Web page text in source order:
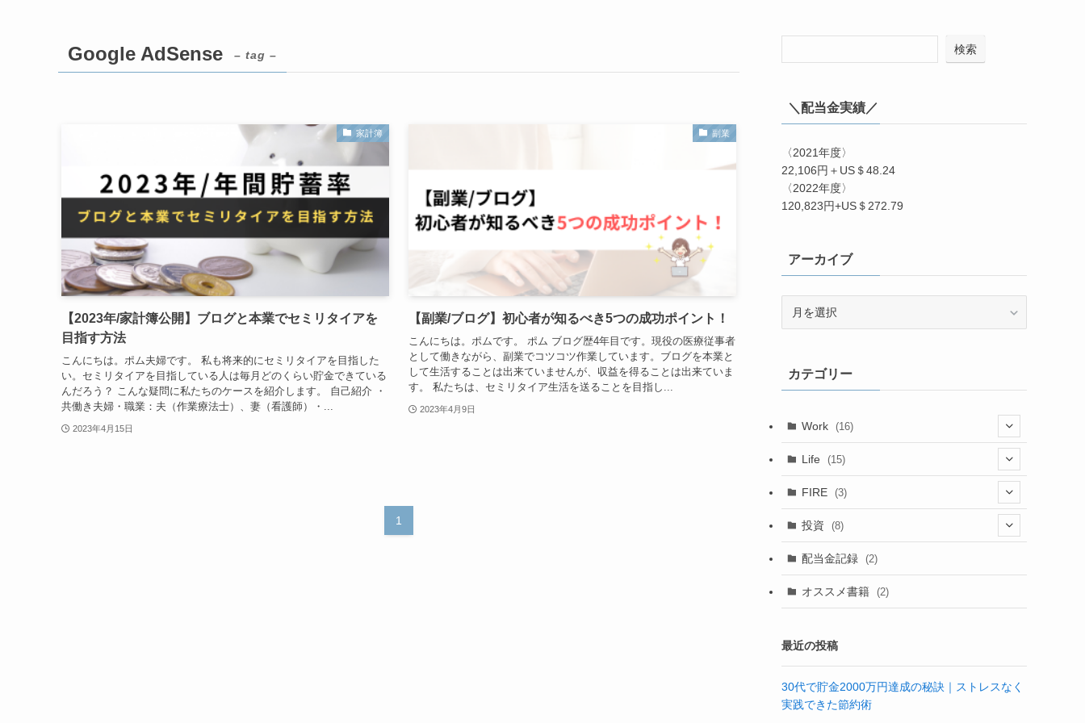
Google AdSense – tag –
家計簿
【2023年/家計簿公開】ブログと本業でセミリタイアを
目指す方法
こんにちは。ポム夫婦です。 私も将来的にセミリタイアを目指した
い。セミリタイアを目指している人は毎月どのくらい貯金できている
んだろう？ こんな疑問に私たちのケースを紹介します。 自己紹介 ・
共働き夫婦・職業：夫（作業療法士）、妻（看護師）・...
2023年4月15日
副業
【副業/ブログ】初心者が知るべき5つの成功ポイント！
こんにちは。ポムです。 ポム ブログ歴4年目です。現役の医療従事者
として働きながら、副業でコツコツ作業しています。ブログを本業と
して生活することは出来ていませんが、収益を得ることは出来ていま
す。 私たちは、セミリタイア生活を送ることを目指し...
2023年4月9日
1
検索
＼配当金実績／
〈2021年度〉
22,106円＋US＄48.24
〈2022年度〉
120,823円+US＄272.79
アーカイブ
ブカテゴリー
Work (16)
(4)
(6)
Life (15)
(15)
(1)
(4)
FIRE (3)
(1)
投資 (8)
(2)
(2)
配当金記録 (2)
オススメ書籍 (2)
最近の投稿
30代で貯金2000万円達成の秘訣｜ストレスなく
実践できた節約術